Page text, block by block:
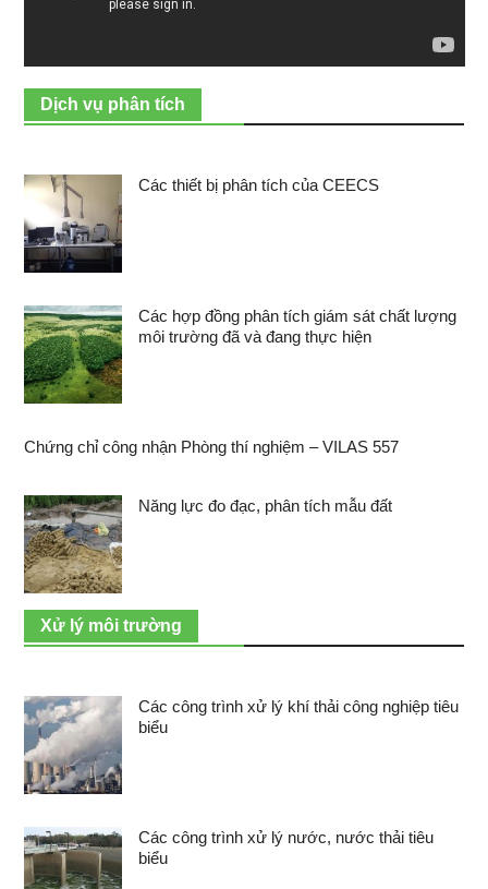
Dịch vụ phân tích
Các thiết bị phân tích của CEECS
Các hợp đồng phân tích giám sát chất lượng
môi trường đã và đang thực hiện
Chứng chỉ công nhận Phòng thí nghiệm – VILAS 557
Năng lực đo đạc, phân tích mẫu đất
Xử lý môi trường
Các công trình xử lý khí thải công nghiệp tiêu
biểu
Các công trình xử lý nước, nước thải tiêu
biểu